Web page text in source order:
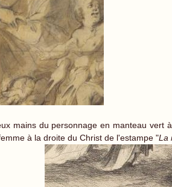
mains du personnage en manteau
à la droite du Christ de l'estampe "La